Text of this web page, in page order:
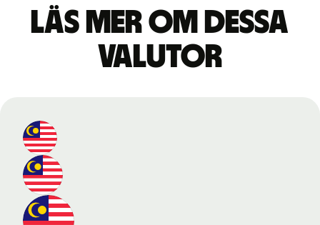
Läs mer om dessa
valutor